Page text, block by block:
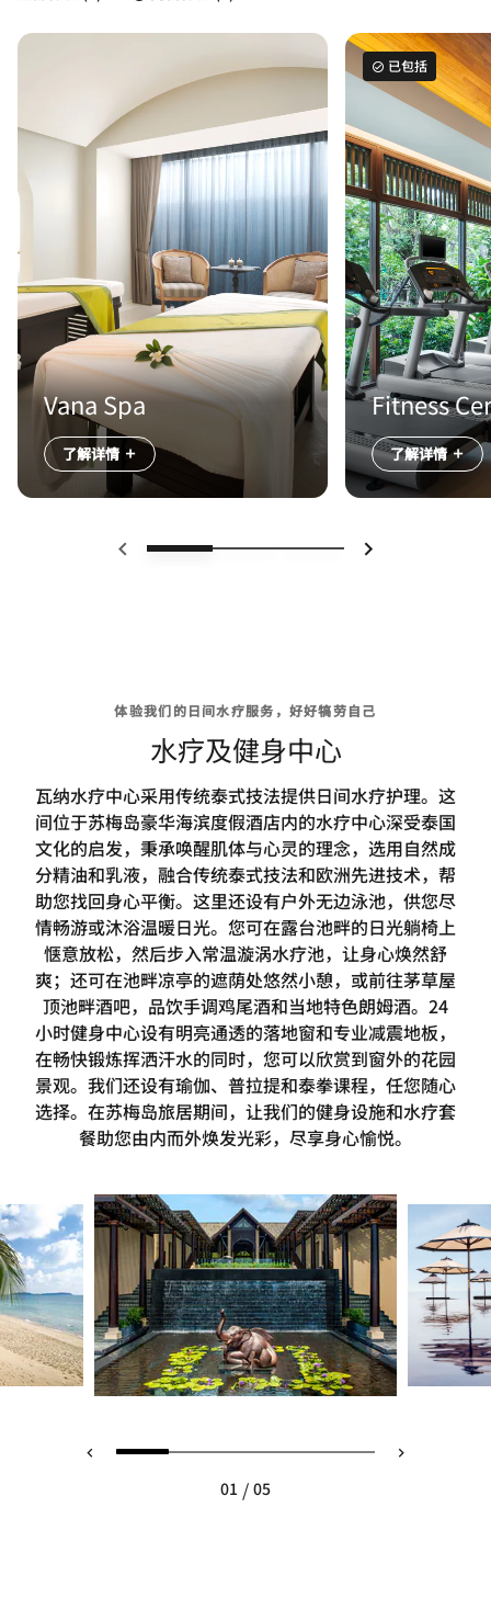
Vana Spa
了解详情
已包括
Fitness
了解详情
上一页 下一页
体验我们的日间水疗服务，好好犒劳自己
水疗及健身中心
瓦纳水疗中心采用传统泰式技法提供日间水疗护理。这
间位于苏梅岛豪华海滨度假酒店内的水疗中心深受泰国
文化的启发，秉承唤醒肌体与心灵的理念，选用自然成
分精油和乳液，融合传统泰式技法和欧洲先进技术，帮
助您找回身心平衡。这里还设有户外无边泳池，供您尽
情畅游或沐浴温暖日光。您可在露台池畔的日光躺椅上
惬意放松，然后步入常温漩涡水疗池，让身心焕然舒
爽；还可在池畔凉亭的遮荫处悠然小憩，或前往茅草屋
顶池畔酒吧，品饮手调鸡尾酒和当地特色朗姆酒。24
小时健身中心设有明亮通透的落地窗和专业减震地板，
在畅快锻炼挥洒汗水的同时，您可以欣赏到窗外的花园
景观。我们还设有瑜伽、普拉提和泰拳课程，任您随心
选择。在苏梅岛旅居期间，让我们的健身设施和水疗套
餐助您由内而外焕发光彩，尽享身心愉悦。
01 / 05